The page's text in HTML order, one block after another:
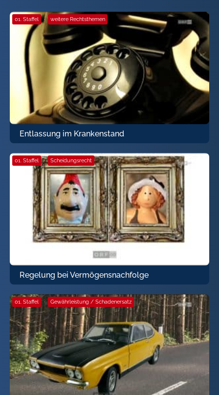
01. Staffel · weitere Rechtsthemen
Entlassung im Krankenstand
01. Staffel · Scheidungsrecht
Regelung bei Vermögensnachfolge
01. Staffel · Gewährleistung / Schadenersatz